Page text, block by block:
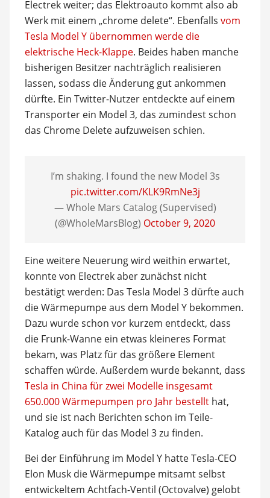
Electrek weiter; das Elektroauto kommt also ab
Werk mit einem „chrome delete“. Ebenfalls vom
Tesla Model Y übernommen werde die
elektrische Heck-Klappe. Beides haben manche
bisherigen Besitzer nachträglich realisieren
lassen, sodass die Änderung gut ankommen
dürfte. Ein Twitter-Nutzer entdeckte auf einem
Transporter ein Model 3, das zumindest schon
das Chrome Delete aufzuweisen schien.
I’m shaking. I found the new Model 3s
pic.twitter.com/KLK9RmNe3j
— Whole Mars Catalog (Supervised)
(@WholeMarsBlog) October 9, 2020
Eine weitere Neuerung wird weithin erwartet,
konnte von Electrek aber zunächst nicht
bestätigt werden: Das Tesla Model 3 dürfte auch
die Wärmepumpe aus dem Model Y bekommen.
Dazu wurde schon vor kurzem entdeckt, dass
die Frunk-Wanne ein etwas kleineres Format
bekam, was Platz für das größere Element
schaffen würde. Außerdem wurde bekannt, dass
Tesla in China für zwei Modelle insgesamt
650.000 Wärmepumpen pro Jahr bestellthat,
und sie ist nach Berichten schon im Teile-
Katalog auch für das Model 3 zu finden.
Bei der Einführung im Model Y hatte Tesla-CEO
Elon Musk die Wärmepumpe mitsamt selbst
entwickeltem Achtfach-Ventil (Octovalve) gelobt